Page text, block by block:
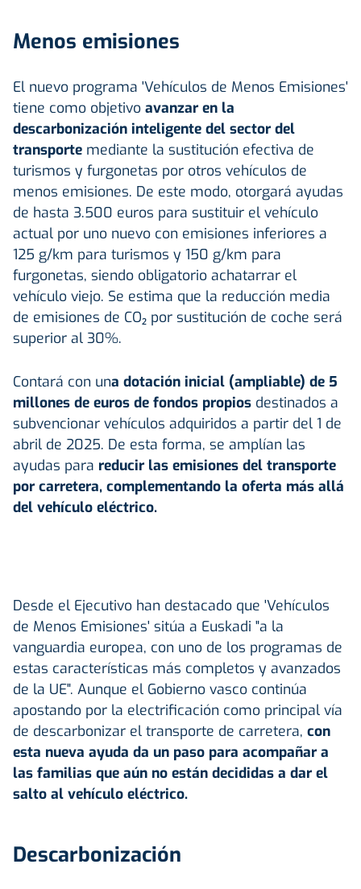
Menos emisiones
El nuevo programa 'Vehículos de Menos Emisiones'
tiene como objetivo avanzar en la
descarbonización inteligente del sector del
transporte mediante la sustitución efectiva de
turismos y furgonetas por otros vehículos de
menos emisiones. De este modo, otorgará ayudas
de hasta 3.500 euros para sustituir el vehículo
actual por uno nuevo con emisiones inferiores a
125 g/km para turismos y 150 g/km para
furgonetas, siendo obligatorio achatarrar el
vehículo viejo. Se estima que la reducción media
de emisiones de CO₂ por sustitución de coche será
superior al 30%.
Contará con una dotación inicial (ampliable) de 5
millones de euros de fondos propios destinados a
subvencionar vehículos adquiridos a partir del 1 de
abril de 2025. De esta forma, se amplían las
ayudas para reducir las emisiones del transporte
por carretera, complementando la oferta más allá
del vehículo eléctrico.
Desde el Ejecutivo han destacado que 'Vehículos
de Menos Emisiones' sitúa a Euskadi "a la
vanguardia europea, con uno de los programas de
estas características más completos y avanzados
de la UE". Aunque el Gobierno vasco continúa
apostando por la electrificación como principal vía
de descarbonizar el transporte de carretera, con
esta nueva ayuda da un paso para acompañar a
las familias que aún no están decididas a dar el
salto al vehículo eléctrico.
Descarbonización